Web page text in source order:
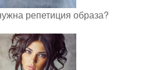
репетиция образа?